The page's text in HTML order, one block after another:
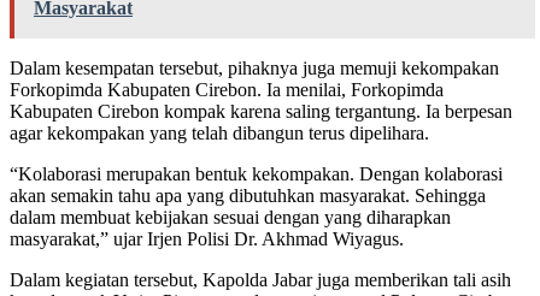
Masyarakat
Dalam kesempatan tersebut, pihaknya juga memuji kekompakan
Forkopimda Kabupaten Cirebon. Ia menilai, Forkopimda
Kabupaten Cirebon kompak karena saling tergantung. Ia berpesan
agar kekompakan yang telah dibangun terus dipelihara.
“Kolaborasi merupakan bentuk kekompakan. Dengan kolaborasi
akan semakin tahu apa yang dibutuhkan masyarakat. Sehingga
dalam membuat kebijakan sesuai dengan yang diharapkan
masyarakat,” ujar Irjen Polisi Dr. Akhmad Wiyagus.
Dalam kegiatan tersebut, Kapolda Jabar juga memberikan tali asih